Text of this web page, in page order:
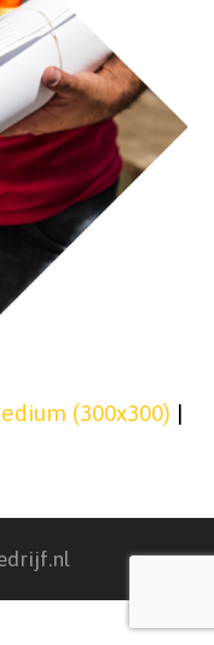
(300x300) |